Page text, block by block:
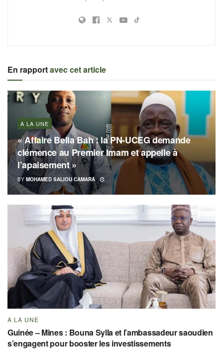
En rapportavec cet article
A LA UNE
« Affaire Bella Bah : la PN-UCEG demande
clémence au Premier Imam et appelle à
l’apaisement »
BY MOHAMED SALIOU CAMARA
A LA UNE
Guinée – Mines : Bouna Sylla et l’ambassadeur saoudien
s’engagent pour booster les investissements